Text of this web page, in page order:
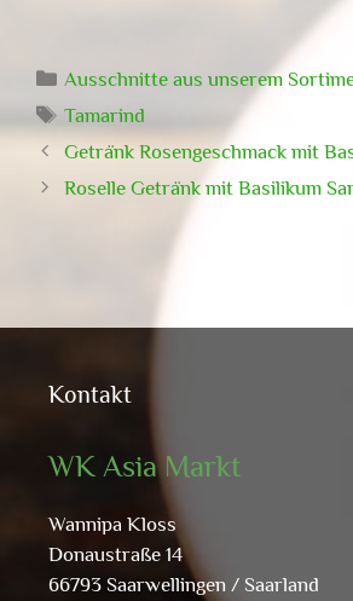
Kategorien
Ausschnitte aus unserem
Schlagwörter
Tamarind
Getränk Rosengeschmack mit
Roselle Getränk mit Basilikum
Kontakt
WK Asia Markt
Wannipa Kloss
Donaustraße 14
66793 Saarwellingen / Saarland